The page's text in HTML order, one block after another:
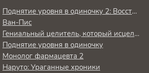
Поднятие уровня в одиночку 2: Восстаньте из тени
Ван-Пис
Гениальный целитель, который исцелял в одно мгновение, но был изгнан как бесполезный, теперь наслаждается жизнью в качестве тёмного целителя
Поднятие уровня в одиночку
Монолог фармацевта 2
Наруто: Ураганные хроники